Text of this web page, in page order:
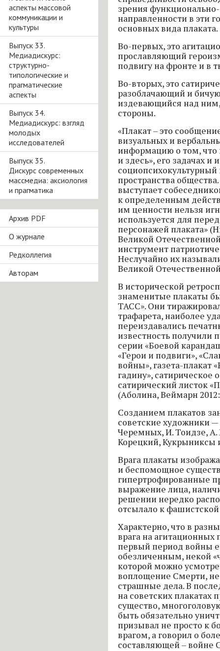
аспекты массовой
коммуникации и
культуры
Выпуск 33.
Медиадискурс:
структурно-
типологические и
прагматические
аспекты
Выпуск 34.
Медиадискурс: взгляд
молодых
исследователей
Выпуск 35.
Дискурс современных
массмедиа: аксиология
и прагматика
Архив PDF
О журнале
Редколлегия
Авторам
зрения
направленности в эти
основных вида плаката.
Во-первых, это
прославляющий
подвигу на фронте и в
Во-вторых, это
разоблачающий и
издевающийся над
стороны.
«Плакат – это
визуальных и
информацию о том, что
и здесь», его задачах и
социопсихокультурный
пространства
выступает
к определенным
им ценности нельзя
используется для
персонажей плаката»
Великой
инструмент
Неслучайно их
Великой
В исторической
знаменитые плакаты
ТАСС». Они
трафарета, наиболее
переиздавались
известность получили
серии «Боевой
«Герои и подвиги»,
войны», газета-плакат
гадину», сатирическое
сатирический листок
(Аболина, Веймарн
Созданием плакатов
советские художники
Черемных, И. Тоидзе, А.
Корецкий, Кукрыниксы
Врага плакаты
и беспомощное
гипертрофированные
выражение лица,
решении нередко
отсылало к фашистской
Характерно, что в
врага на агитационных
первый период войны
обезличенным, некой
которой можно
воплощение Смерти,
страшные дела. В
на советских плакатах
существо,
быть обязательно
призывал не просто к
врагом, а говорил о
составляющей – войне